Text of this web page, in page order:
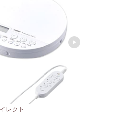
レクト